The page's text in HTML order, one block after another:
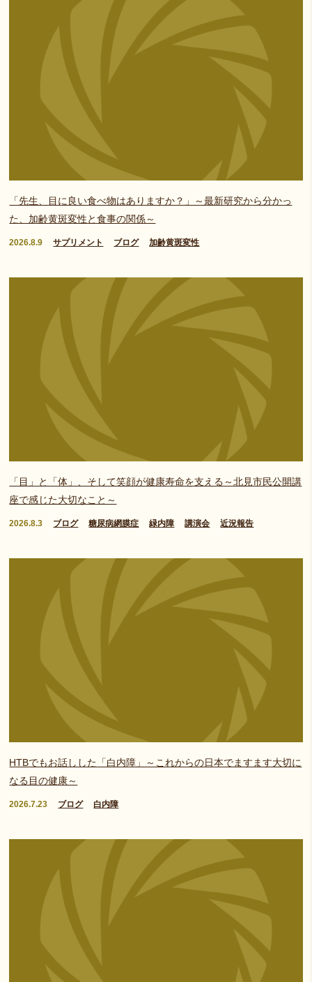
「先生、目に良い食べ物はありますか？」～最新研究から分かっ
た、加齢黄斑変性と食事の関係～
2026.8.9 サプリメント ブログ 加齢黄斑変性
「目」と「体」、そして笑顔が健康寿命を支える～北見市民公開講
座で感じた大切なこと～
2026.8.3 ブログ 糖尿病網膜症 緑内障 講演会 近況報告
HTBでもお話しした「白内障」～これからの日本でますます大切に
なる目の健康～
2026.7.23 ブログ 白内障